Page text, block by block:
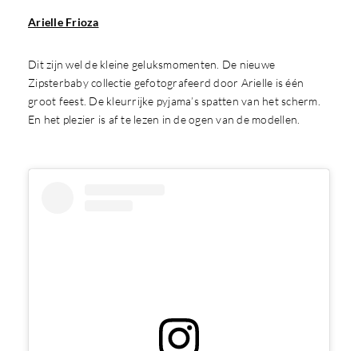
Arielle Frioza
Dit zijn wel de kleine geluksmomenten. De nieuwe
Zipsterbaby collectie gefotografeerd door Arielle is één
groot feest. De kleurrijke pyjama’s spatten van het scherm.
En het plezier is af te lezen in de ogen van de modellen.